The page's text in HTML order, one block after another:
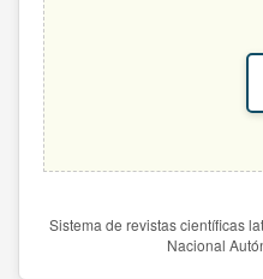
Sistema de revistas científicas
Nacional